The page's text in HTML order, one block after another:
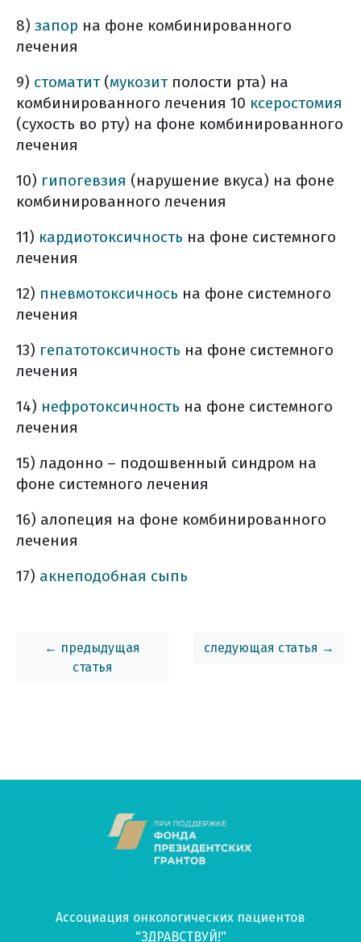
8) запор на фоне комбинированного
лечения
9) стоматит(мукозитполости рта) на
комбинированного лечения 10 ксеростомия
(сухость во рту) на фоне комбинированного
лечения
10) гипогевзия (нарушение вкуса) на фоне
комбинированного лечения
11) кардиотоксичность на фоне системного
лечения
12) пневмотоксичнось на фоне системного
лечения
13) гепатотоксичность на фоне системного
лечения
14) нефротоксичность на фоне системного
лечения
15) ладонно – подошвенный синдром на
фоне системного лечения
16) алопеция на фоне комбинированного
лечения
17) акнеподобная сыпь
← предыдущая
статья
следующая статья →
Ассоциация онкологических пациентов
"ЗДРАВСТВУЙ!"